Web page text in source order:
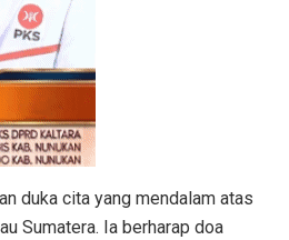
duka cita yang mendalam atas
Sumatera. Ia berharap doa